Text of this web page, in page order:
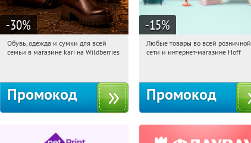
-30%
17:03:30 Получили:
Обувь, одежда и сумки для всей
семьи в магазине kari на Wildberries
Промокод
-15%
17:03:30 Получили:
Любые товары во всей розничной
сети и интернет-магазине Hoff
Промокод